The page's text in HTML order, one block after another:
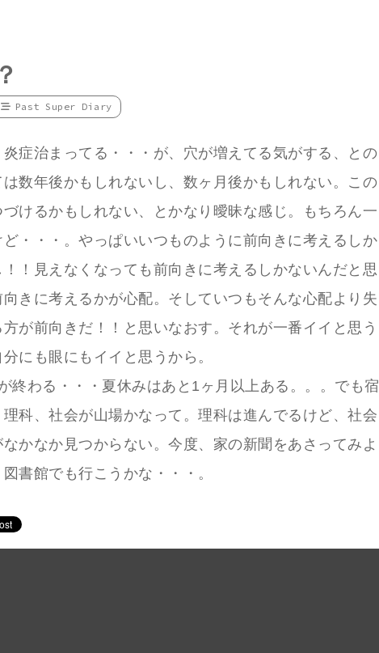
Past Super Diary
症治まってる・・・が、穴が増えてる気がする、との
数年後かもしれないし、数ヶ月後かもしれない。この
けるかもしれない、とかなり曖昧な感じ。もちろん一
・・・。やっぱいいつものように前向きに考えるしか
！見えなくなっても前向きに考えるしかないんだと思
きに考えるかが心配。そしていつもそんな心配より失
が前向きだ！！と思いなおす。それが一番イイと思う
にも眼にもイイと思うから。
終わる・・・夏休みはあと1ヶ月以上ある。。。でも宿
科、社会が山場かなって。理科は進んでるけど、社会
かなか見つからない。今度、家の新聞をあさってみよ
書館でも行こうかな・・・。